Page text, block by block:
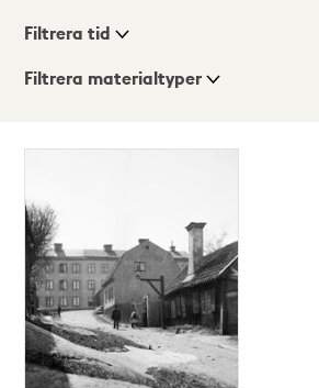
Visningsläge
Filtrera tid
Filtrera materialtyper